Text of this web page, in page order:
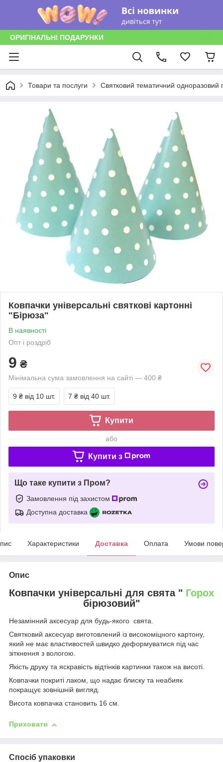
ОРИГІНАЛЬНІ ПОДАРУНКИ
Товари та послуги Святковий тематичний одноразовий
Ковпачки універсальні святкові картонні
"Бірюза"
В наявності
Опт і роздріб
9 ₴
Мінімальна сума замовлення на сайті — 400 ₴
9 ₴ від 10 шт. 7 ₴ від 40 шт.
Купити
або
Купити з
Що таке купити з Пром?
Замовлення під захистом
Доступна доставка
Характеристики Доставка Оплата Умови
Опис
Ковпачки універсальні для свята " Горох
бірюзовий"
Незамінний аксесуар для будь-якого свята.
Святковий аксесуар виготовлений із високоміцного картону,
який не має властивостей швидко деформуватися під час
зіткнення з вологою.
Якість друку та яскравість відтінків картинки також на висоті.
Ковпачки покриті лаком, що надає блиску та неабияк
покращує зовнішній вигляд.
Висота ковпачка становить 16 см.
Приховати
Спосіб упаковки